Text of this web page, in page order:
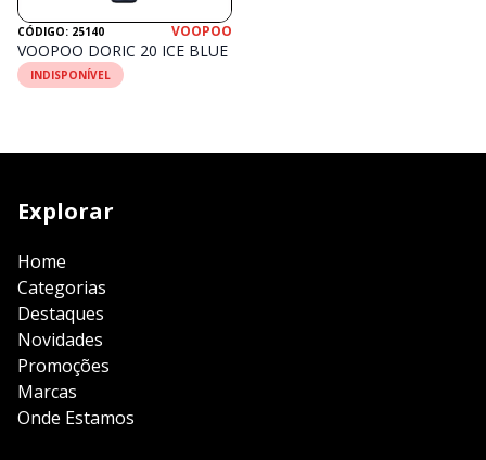
CÓDIGO: 25140 VOOPOO
VOOPOO DORIC 20 ICE BLUE
INDISPONÍVEL
Explorar
Home
Categorias
Destaques
Novidades
Promoções
Marcas
Onde Estamos